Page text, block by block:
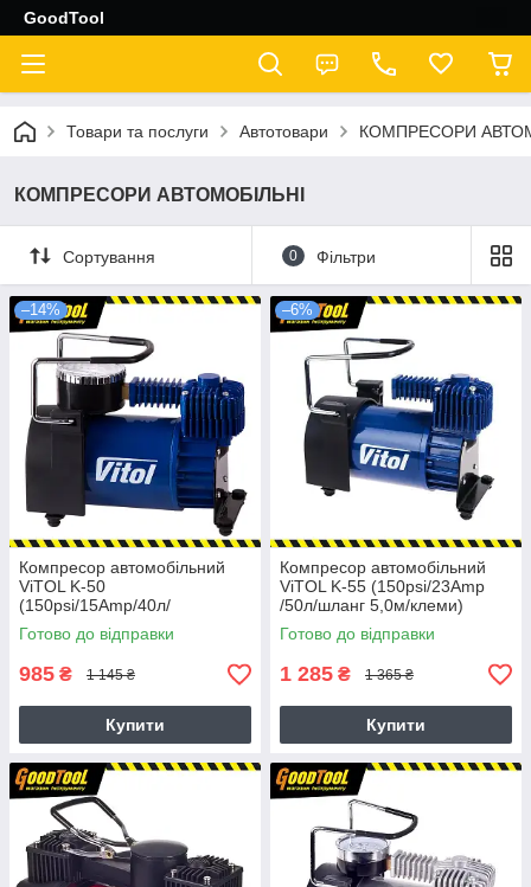
GoodTool
Товари та послуги Автотовари КОМПРЕСОРИ
КОМПРЕСОРИ АВТОМОБІЛЬНІ
Сортування 0 Фільтри
–14%
Компресор автомобільний
ViTOL K-50
(150psi/15Amp/40л/
прикурювач)
Готово до відправки
985 ₴ 1 145 ₴
Купити
–6%
Компресор автомобільний
ViTOL K-55 (150psi/23Amp
/50л/шланг 5,0м/клеми)
Готово до відправки
1 285 ₴ 1 365 ₴
Купити